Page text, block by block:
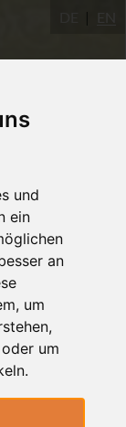
und
ein
an
um
um